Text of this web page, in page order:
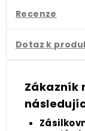
Recenze
Dotaz k
Zákazník